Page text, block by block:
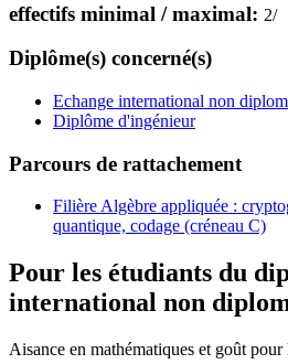
effectifs minimal / maximal: 2/
Diplôme(s) concerné(s)
Echange international non
Diplôme d'ingénieur
Parcours de rattachement
Filière Algèbre appliquée :
quantique, codage (créneau C)
Pour les étudiants du
international non
Aisance en mathématiques et goût pour